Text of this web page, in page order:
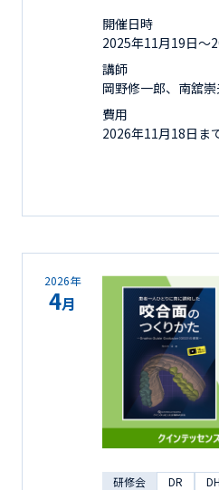
開催日時
2025年11月19日
講師
岡野修一郎、南舘
費用
2026年11月18日
2026年
4月
研修会 DR DH